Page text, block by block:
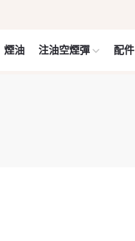
煙油 注油空煙彈 配件